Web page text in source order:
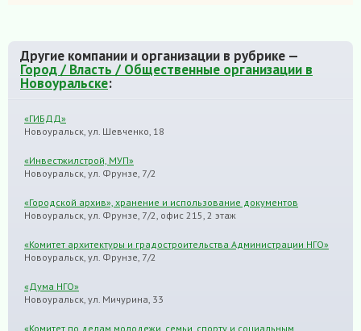
Другие компании и организации в рубрике —
Город / Власть / Общественные организации в
Новоуральске:
«ГИБДД»
Новоуральск, ул. Шевченко, 18
«Инвестжилстрой, МУП»
Новоуральск, ул. Фрунзе, 7/2
«Городской архив», хранение и использование документов
Новоуральск, ул. Фрунзе, 7/2, офис 215, 2 этаж
«Комитет архитектуры и градостроительства Администрации НГО»
Новоуральск, ул. Фрунзе, 7/2
«Дума НГО»
Новоуральск, ул. Мичурина, 33
«Комитет по делам молодежи, семьи, спорту и социальным